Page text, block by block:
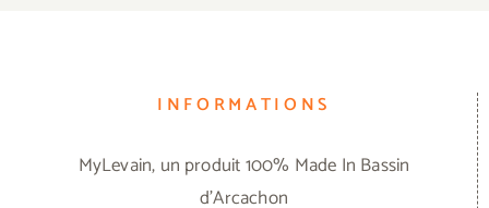
INFORMATIONS
MyLevain, un produit 100% Made In Bassin
d'Arcachon